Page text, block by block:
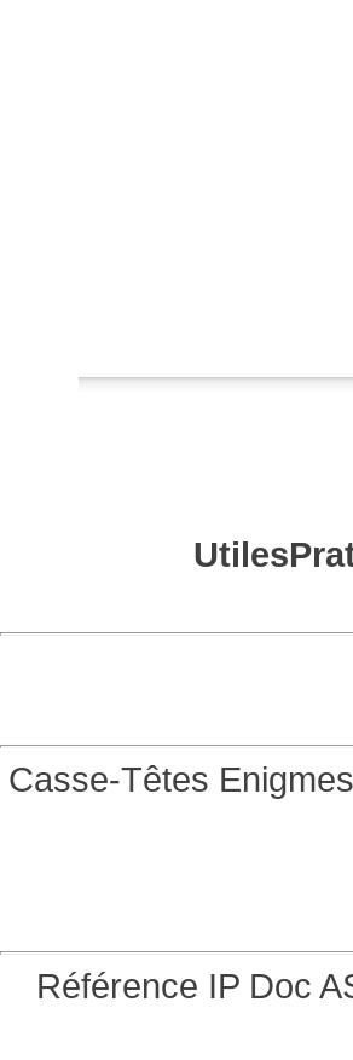
Utiles
Casse-Têtes Enigmes
Référence IP Doc